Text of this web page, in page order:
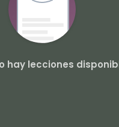
hay lecciones